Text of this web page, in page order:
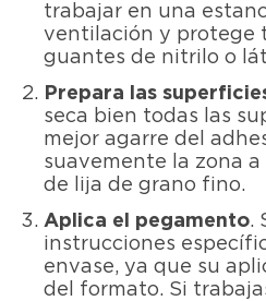
trabajar en una
ventilación y protege
guantes de nitrilo o
Prepara las
seca bien todas las
mejor agarre del
suavemente la zona
de lija de grano fino.
Aplica el pegamento.
instrucciones
envase, ya que su
del formato. Si